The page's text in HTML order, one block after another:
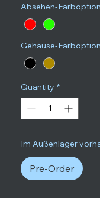
Absehen-
Gehäuse-
Quantity *
Im Außenlager
Pre-Order